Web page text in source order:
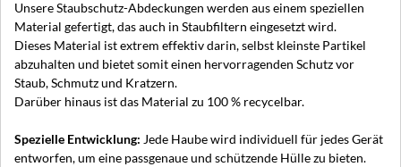
Unsere Staubschutz-Abdeckungen werden aus einem speziellen
Material gefertigt, das auch in Staubfiltern eingesetzt wird.
Dieses Material ist extrem effektiv darin, selbst kleinste Partikel
abzuhalten und bietet somit einen hervorragenden Schutz vor
Staub, Schmutz und Kratzern.
Darüber hinaus ist das Material zu 100 % recycelbar.
Spezielle Entwicklung: Jede Haube wird individuell für jedes Gerät
entworfen, um eine passgenaue und schützende Hülle zu bieten.